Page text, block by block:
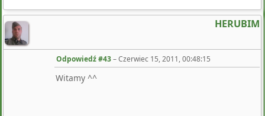
HERUBIM
Odpowiedź #43–Czerwiec 15, 2011, 00:48:15
Witamy ^^